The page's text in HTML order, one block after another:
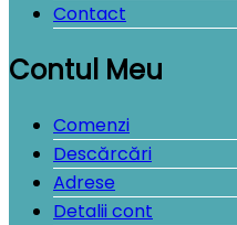
Contact
Contul Meu
Comenzi
Descărcări
Adrese
Detalii cont